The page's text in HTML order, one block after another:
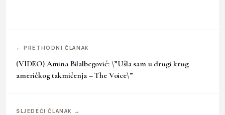
← PRETHODNI ČLANAK
(VIDEO) Amina Bilalbegović: \”Ušla sam u drugi krug
američkog takmičenja – The Voice\”
SLJEDEĆI ČLANAK →